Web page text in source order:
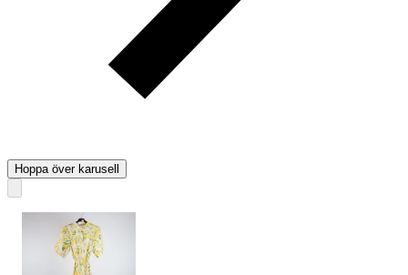
Hoppa över karusell